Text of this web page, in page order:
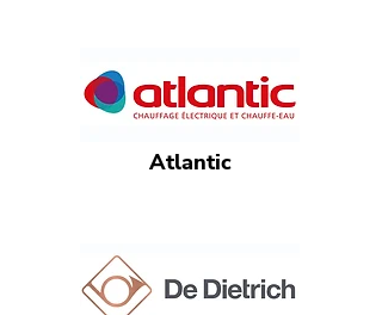
Atlantic